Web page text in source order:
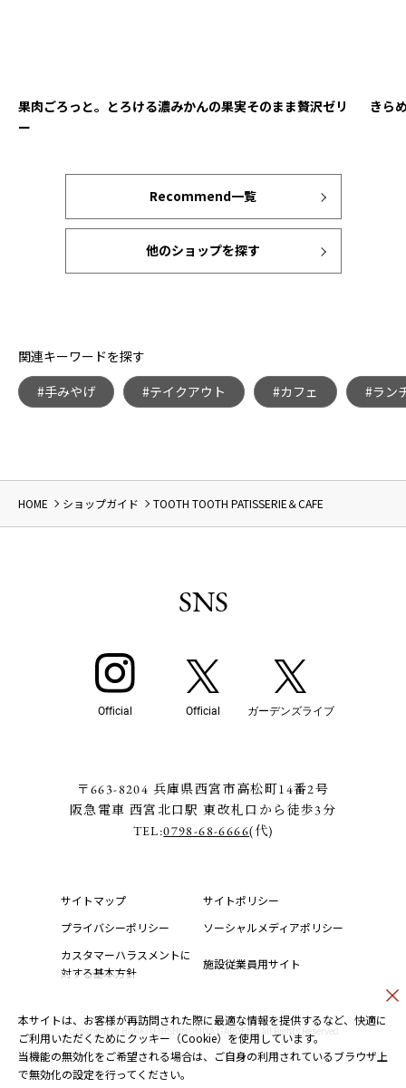
本サイトは、お客様が再訪問された際に最適な情報を提供するなど、快適に
ご利用いただくためにクッキー（Cookie）を使用しています。
当機能の無効化をご希望される場合は、ご自身の利用されているブラウザ上
で無効化の設定を行ってください。
果肉ごろっと。とろける濃みかんの果実そのまま贅沢ゼリ
ー
きら
Recommend一覧
他のショップを探す
関連キーワードを探す
#手みやげ
#テイクアウト #カフェ #ラン
HOME ショップガイド TOOTH TOOTH PATISSERIE＆CAFE
SNS
Official Official ガーデンズライブ
〒663-8204 兵庫県西宮市高松町14番2号
阪急電車 西宮北口駅 東改札口から徒歩3分
TEL:0798-68-6666(代)
サイトマップ
サイトポリシー
プライバシーポリシー
ソーシャルメディアポリシー
カスタマーハラスメントに
対する基本方針
施設従業員用サイト
Copyright © HANKYU NISHINOMIYA GARDENS.All Rights Reserved